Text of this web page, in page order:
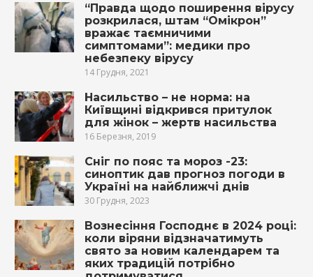
“Правда щодо поширення вірусу
розкрилася, штам “Омікрон”
вражає таємничими
симптомами”: медики про
небезпеку вірусу
14 Грудня, 2021
Насильство – не норма: на
Київщині відкрився притулок
для жінок – жертв насильства
16 Березня, 2019
Сніг по пояс та мороз -23:
синоптик дав прогноз погоди в
Україні на найближчі днів
30 Грудня, 2023
Вознесіння Господнє в 2024 році:
коли віряни відзначатимуть
свято за новим календарем та
яких традицій потрібно